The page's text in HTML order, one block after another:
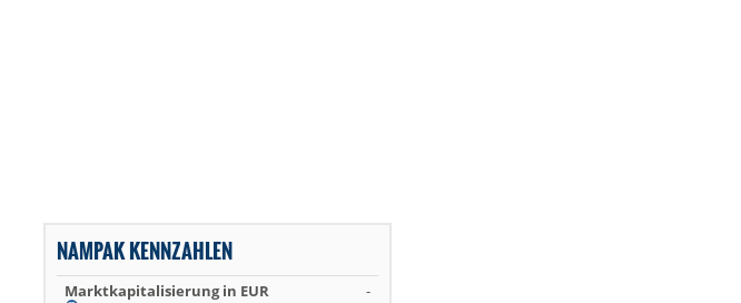
NAMPAK KENNZAHLEN
Marktkapitalisierung in EUR -